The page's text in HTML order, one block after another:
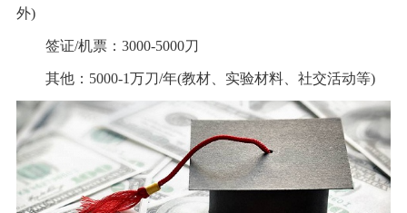
外)
签证/机票：3000-5000刀
其他：5000-1万刀/年(教材、实验材料、社交活动等)